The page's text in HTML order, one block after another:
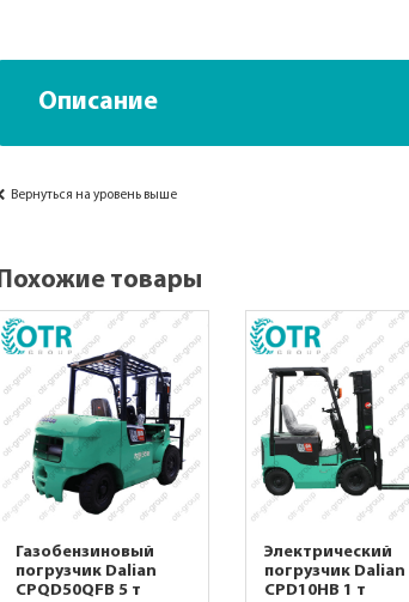
Описание
Вернуться на уровень выше
Похожие товары
Газобензиновый
погрузчик Dalian
CPQD50QFB 5 т
Электрический
погрузчик Dalian
CPD10HB 1 т